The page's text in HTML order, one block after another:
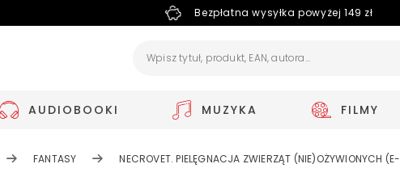
Bezpłatna wysyłka powyżej 149 zł
AUDIOBOOKI MUZYKA FILMY
FANTASY NECROVET. PIELĘGNACJA ZWIERZĄT (NIE)OŻYWIONYCH